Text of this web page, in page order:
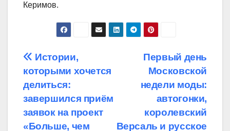
Керимов.
Навигация
по
записям
Первый день
Московской
недели моды:
автогонки,
королевский
Версаль и русское
Истории,
которыми хочется
делиться:
завершился приём
заявок на проект
«Больше, чем